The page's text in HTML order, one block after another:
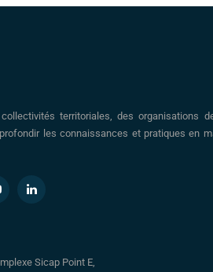
territoriales, des organisations
les connaissances et pratiques en
Sicap Point E,